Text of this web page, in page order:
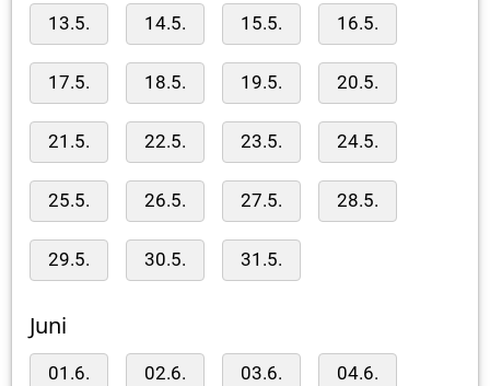
13.5. 14.5. 15.5. 16.5.
17.5. 18.5. 19.5. 20.5.
21.5. 22.5. 23.5. 24.5.
25.5. 26.5. 27.5. 28.5.
29.5. 30.5. 31.5.
Juni
01.6. 02.6. 03.6. 04.6.